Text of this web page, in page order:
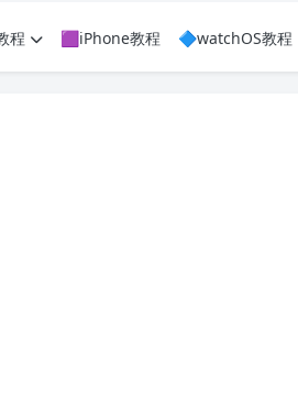
程 🟪iPhone教程 🔷watchOS教程